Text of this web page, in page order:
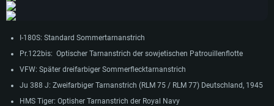
I-180S: Standard Sommertarnanstrich
Pr.122bis: Optischer Tarnanstrich der sowjetischen Patrouillenflotte
VFW: Später dreifarbiger Sommerflecktarnanstrich
Ju 388 J: Zweifarbiger Tarnanstrich (RLM 75 / RLM 77) Deutschland, 1945
HMS Tiger: Optisher Tarnanstrich der Royal Navy